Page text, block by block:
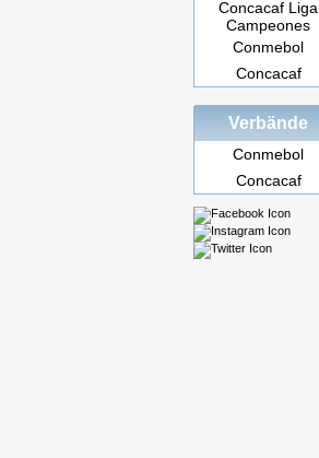
Concacaf Liga
Campeones
Conmebol
Concacaf
Verbände
Conmebol
Concacaf